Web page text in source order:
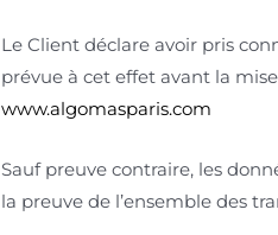
Le Client déclare avoir pris
prévue à cet effet avant la
www.algomasparis.com
Sauf preuve contraire, les
la preuve de l’ensemble des